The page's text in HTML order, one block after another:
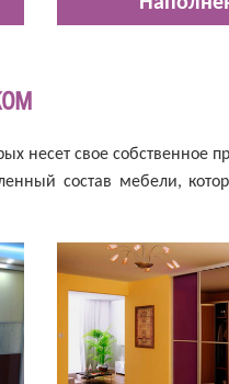
несет свое собственное
состав мебели,